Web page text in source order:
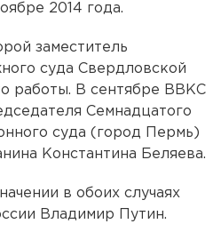
2014 года.
заместитель
суда Свердловской
работы. В сентябре ВВКС
Семнадцатого
суда (город Пермь)
Константина Беляева.
в обоих случаях
Владимир Путин.